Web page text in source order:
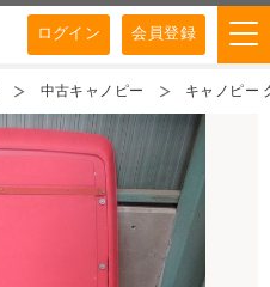
ログイン 会員登録
中古キャノピー キャノピー